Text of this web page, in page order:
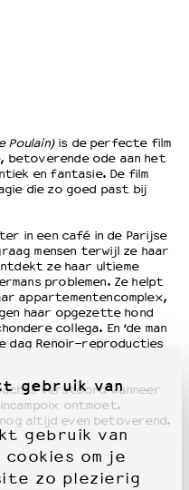
gebruik van
gebruik van
om je
zo plezierig
Poulain)is de perfecte film
betoverende ode aan het
en fantasie. De film
die zo goed past bij
in een café in de Parijse
mensen terwijl ze haar
ze haar ultieme
problemen. Ze helpt
appartementencomplex,
haar opgezette hond
collega. En ‘de man
dag Renoir-reproducties
verstoord wanneer
ontmoet.
altijd even betoverend.